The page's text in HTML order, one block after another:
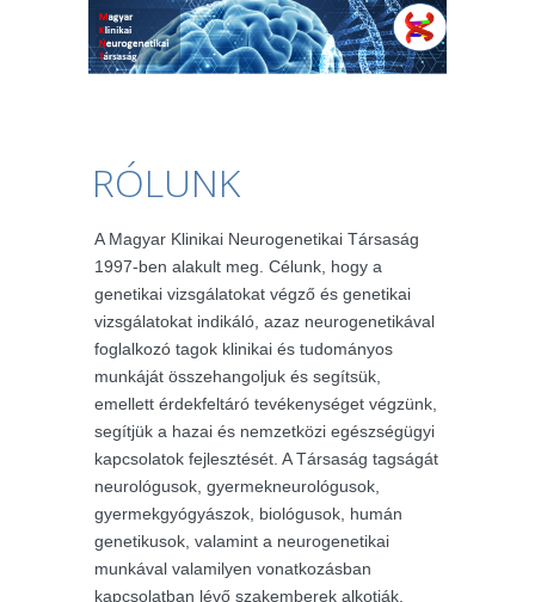
RÓLUNK
A Magyar Klinikai Neurogenetikai Társaság
1997-ben alakult meg. Célunk, hogy a
genetikai vizsgálatokat végző és genetikai
vizsgálatokat indikáló, azaz neurogenetikával
foglalkozó tagok klinikai és tudományos
munkáját összehangoljuk és segítsük,
emellett érdekfeltáró tevékenységet végzünk,
segítjük a hazai és nemzetközi egészségügyi
kapcsolatok fejlesztését. A Társaság tagságát
neurológusok, gyermekneurológusok,
gyermekgyógyászok, biológusok, humán
genetikusok, valamint a neurogenetikai
munkával valamilyen vonatkozásban
kapcsolatban lévő szakemberek alkotják.